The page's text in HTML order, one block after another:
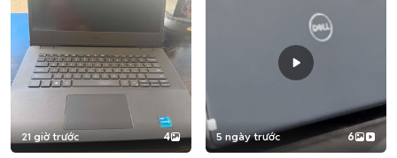
21 giờ trước 4 5 ngày trước 6